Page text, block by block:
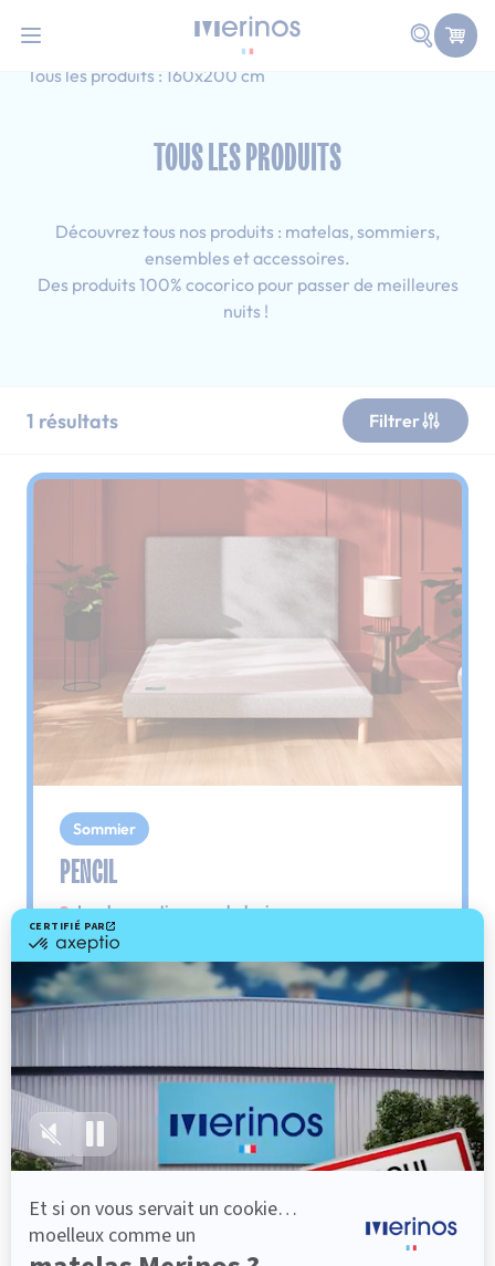
Faire
Accueil
Simple
Tous les produits : 160x200 cm
TOUS LES PRODUITS
Découvrez tous nos produits : matelas, sommiers,
ensembles et accessoires.
Des produits 100% cocorico pour passer de meilleures
nuits !
1 résultats Filtrer
Sommier
PENCIL
Le plus : soutien morphologique
Grâce à ses 3 zones de confort, le sommier
Pencil vous assure tout son soutien. Avec les
épaules, le dos et le bassin qui reposent sur ses
lattes, vous évitez les douleurs au petit matin.
501,00 €
Découvrir